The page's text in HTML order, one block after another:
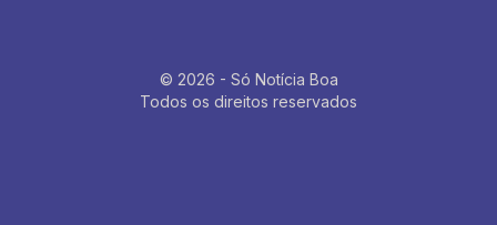
© 2026 - Só Notícia Boa
Todos os direitos reservados